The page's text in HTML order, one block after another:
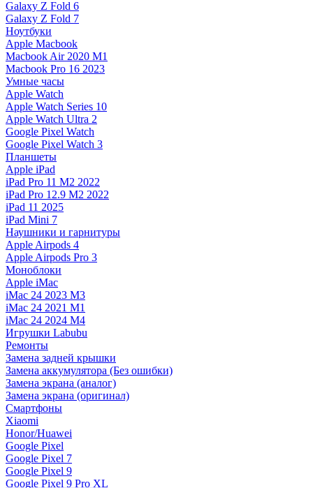
Galaxy Z Fold 6
Galaxy Z Fold 7
Ноутбуки
Apple Macbook
Macbook Air 2020 M1
Macbook Pro 16 2023
Умные часы
Apple Watch
Apple Watch Series 10
Apple Watch Ultra 2
Google Pixel Watch
Google Pixel Watch 3
Планшеты
Apple iPad
iPad Pro 11 M2 2022
iPad Pro 12.9 M2 2022
iPad 11 2025
iPad Mini 7
Наушники и гарнитуры
Apple Airpods 4
Apple Airpods Pro 3
Моноблоки
Apple iMac
iMac 24 2023 M3
iMac 24 2021 M1
iMac 24 2024 M4
Игрушки Labubu
Ремонты
Замена задней крышки
Замена аккумулятора (Без ошибки)
Замена экрана (аналог)
Замена экрана (оригинал)
Смартфоны
Xiaomi
Honor/Huawei
Google Pixel
Google Pixel 7
Google Pixel 9
Google Pixel 9 Pro XL